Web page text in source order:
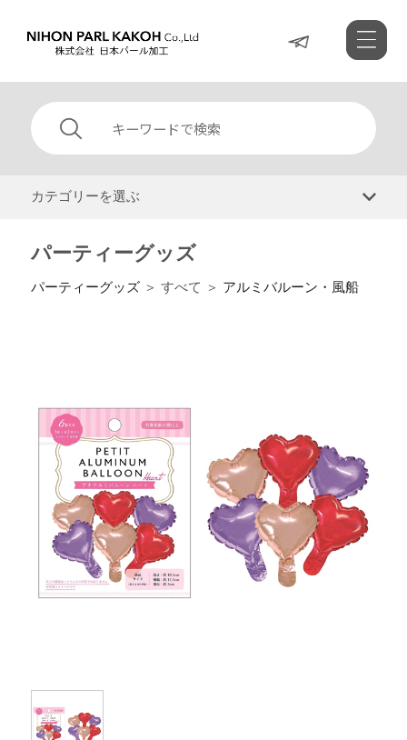
カテゴリーを選ぶ
パーティーグッズ
パーティーグッズ＞ すべて ＞ アルミバルーン・風船